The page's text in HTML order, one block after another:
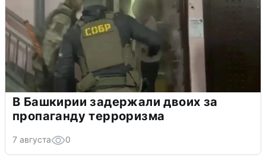
В Башкирии задержали двоих за
пропаганду терроризма
7 августа 0